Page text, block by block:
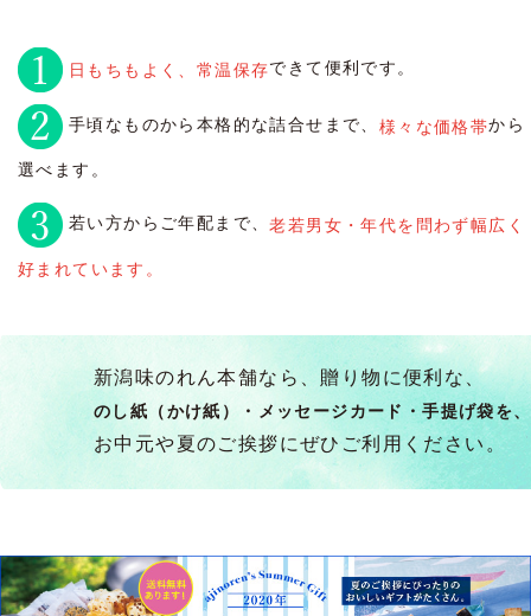
日もちもよく、常温保存できて便利です。
手頃なものから本格的な詰合せまで、 様々な価格帯から
選べます。
若い方からご年配まで、老若男女・年代を問わず幅広く
好まれています。
新潟味のれん本舗なら、贈り物に便利な、
のし紙（かけ紙）・メッセージカード・手提げ袋を
お中元や夏のご挨拶にぜひご利用ください。